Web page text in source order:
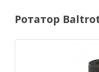
Ротатор